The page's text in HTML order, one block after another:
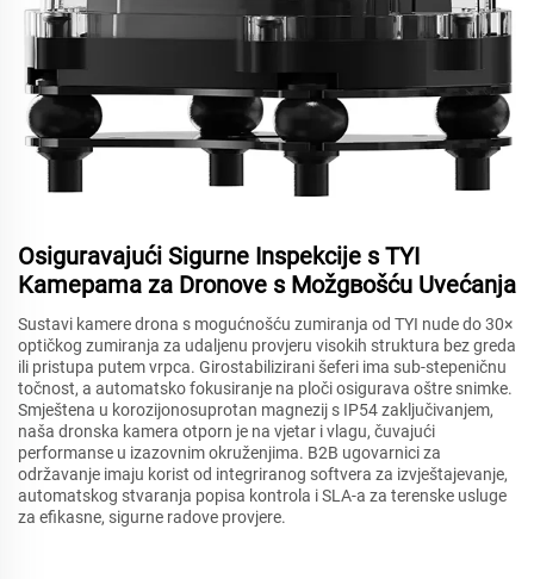
Osiguravajući Sigurne Inspekcije s TYI
Kamерama za Dronove s Možgвošću Uvećanja
Sustavi kamere drona s mogućnošću zumiranja od TYI nude do 30×
optičkog zumiranja za udaljenu provjeru visokih struktura bez greda
ili pristupa putem vrpca. Girostabilizirani šeferi ima sub-stepeničnu
točnost, a automatsko fokusiranje na ploči osigurava oštre snimke.
Smještena u korozijonosuprotan magnezij s IP54 zaključivanjem,
naša dronska kamera otporn je na vjetar i vlagu, čuvajući
performanse u izazovnim okruženjima. B2B ugovarnici za
održavanje imaju korist od integriranog softvera za izvještajevanje,
automatskog stvaranja popisa kontrola i SLA-a za terenske usluge
za efikasne, sigurne radove provjere.